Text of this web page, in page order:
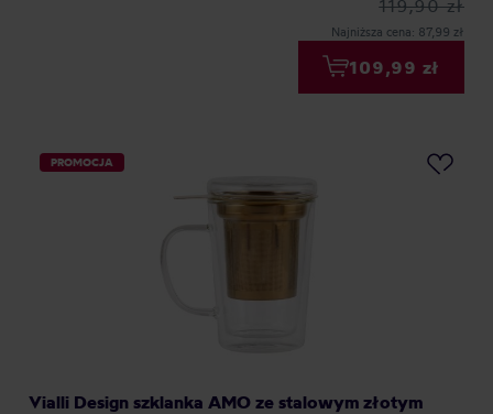
119,90 zł
Najniższa cena: 87,99 zł
109,99 zł
PROMOCJA
Vialli Design szklanka AMO ze stalowym złotym